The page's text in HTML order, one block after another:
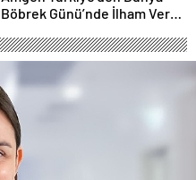
Böbrek Günü’nde İlham Veren
Bütündür”